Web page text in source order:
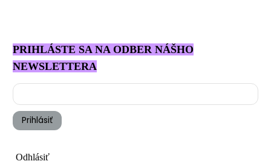
PRIHLÁSTE SA NA ODBER NÁŠHO
NEWSLETTERA
Prihlásiť
Odhlásiť